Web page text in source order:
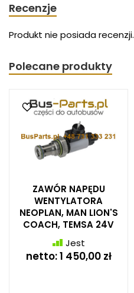
Recenzje
Produkt nie posiada recenzji.
Polecane produkty
ZAWÓR NAPĘDU
WENTYLATORA
NEOPLAN, MAN LION'S
COACH, TEMSA 24V
Jest
netto:1 450,00 zł